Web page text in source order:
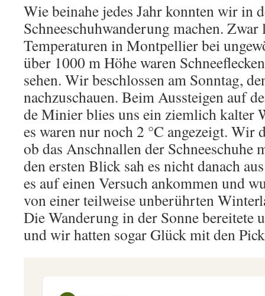
Wie beinahe jedes Jahr konnten wir in
Schneeschuhwanderung machen. Zwar
Temperaturen in Montpellier bei
über 1000 m Höhe waren
sehen. Wir beschlossen am Sonntag,
nachzuschauen. Beim Aussteigen auf
de Minier blies uns ein ziemlich kalter
es waren nur noch 2 °C angezeigt. Wir
ob das Anschnallen der Schneeschuhe
den ersten Blick sah es nicht danach
es auf einen Versuch ankommen und
von einer teilweise unberührten
Die Wanderung in der Sonne bereitete
und wir hatten sogar Glück mit den